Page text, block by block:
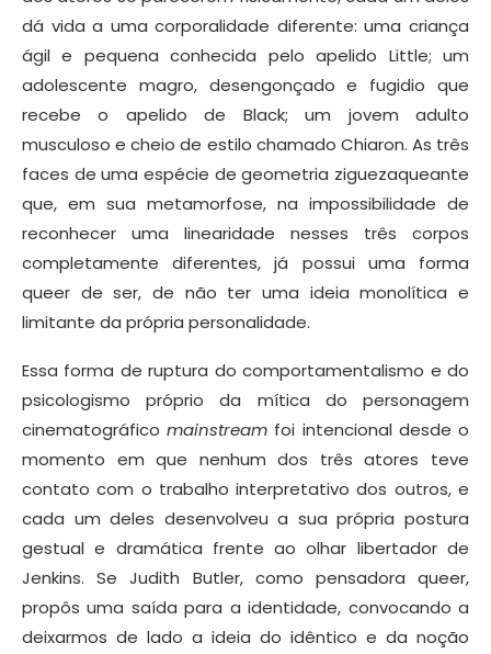
dá vida a uma corporalidade diferente: uma criança
ágil e pequena conhecida pelo apelido Little; um
adolescente magro, desengonçado e fugidio que
recebe o apelido de Black; um jovem adulto
musculoso e cheio de estilo chamado Chiaron. As três
faces de uma espécie de geometria ziguezaqueante
que, em sua metamorfose, na impossibilidade de
reconhecer uma linearidade nesses três corpos
completamente diferentes, já possui uma forma
queer de ser, de não ter uma ideia monolítica e
limitante da própria personalidade.
Essa forma de ruptura do comportamentalismo e do
psicologismo próprio da mítica do personagem
cinematográficomainstream foi intencional desde o
momento em que nenhum dos três atores teve
contato com o trabalho interpretativo dos outros, e
cada um deles desenvolveu a sua própria postura
gestual e dramática frente ao olhar libertador de
Jenkins. Se Judith Butler, como pensadora queer,
propôs uma saída para a identidade, convocando a
deixarmos de lado a ideia do idêntico e da noção